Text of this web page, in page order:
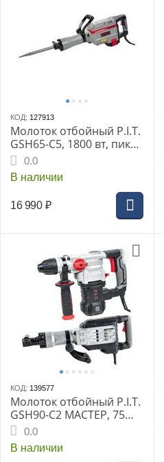
КОД: 127913
Молоток отбойный P.I.T.
GSH65-C5, 1800 вт, пика,
зубило, HEX 30мм
0.0
В наличии
16 990 ₽
КОД: 139577
Молоток отбойный P.I.T.
GSH90-C2 МАСТЕР, 75
дж, 2500 Вт, хвостовик
HEX 30 мм + перфоратор
PBH26-C4 в подарок
0.0
В наличии